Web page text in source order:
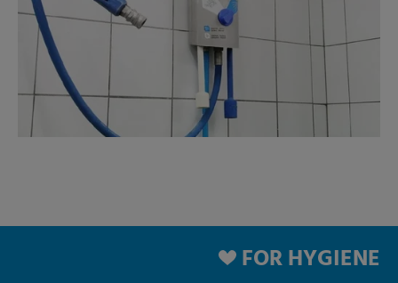
FOR HYGIENE